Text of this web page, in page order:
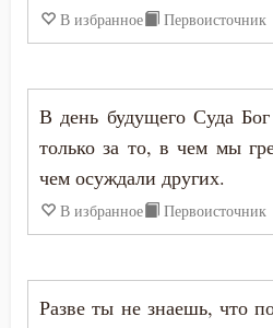
В избранное Первоисточник
В день будущего Суда
только за то, в чем мы
чем осуждали других.
В избранное Первоисточник
Разве ты не знаешь, что